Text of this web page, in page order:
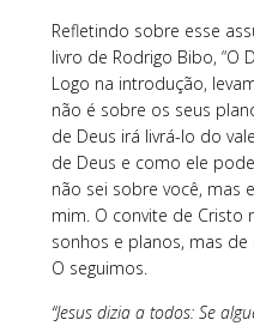
Refletindo sobre esse
livro de Rodrigo Bibo, “O
Logo na introdução,
não é sobre os seus
de Deus irá livrá-lo do
de Deus e como ele
não sei sobre você, mas
mim. O convite de Cristo
sonhos e planos, mas
O seguimos.
“Jesus dizia a todos: Se